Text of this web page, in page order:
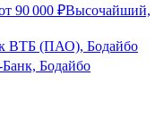
90 000 ₽Высочайший,
ВТБ (ПАО), Бодайбо
Бодайбо